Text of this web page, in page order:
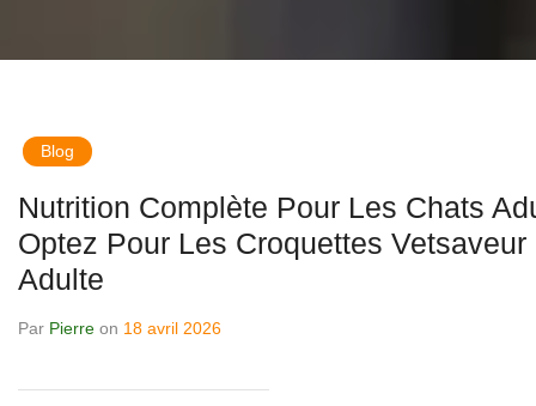
Blog
Nutrition Complète Pour Les Chats
Optez Pour Les Croquettes Vetsaveur
Adulte
Par Pierre on 18 avril 2026